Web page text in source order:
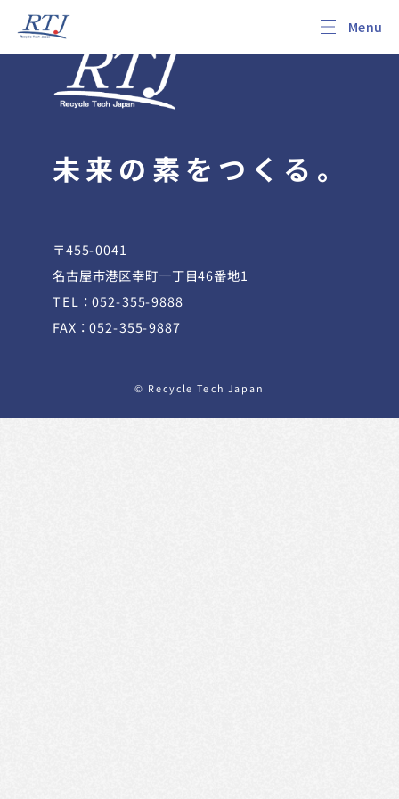
未来の素をつくる。
〒455-0041
名古屋市港区幸町一丁目46番地1
TEL：052-355-9888
FAX：052-355-9887
© Recycle Tech Japan